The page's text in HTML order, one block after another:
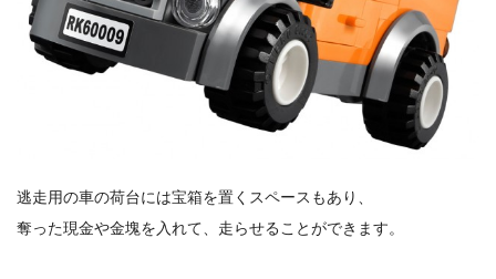
逃走用の車の荷台には宝箱を置くスペースもあり、
奪った現金や金塊を入れて、走らせることができます。